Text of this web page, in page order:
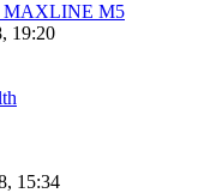
MAXLINE M5
19:20
15:34